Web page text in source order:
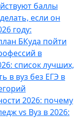
баллы
если он
году:
БКуда пойти
в
список лучших,
в вуз без ЕГЭ в
2026: почему
vs Вуз в 2026: